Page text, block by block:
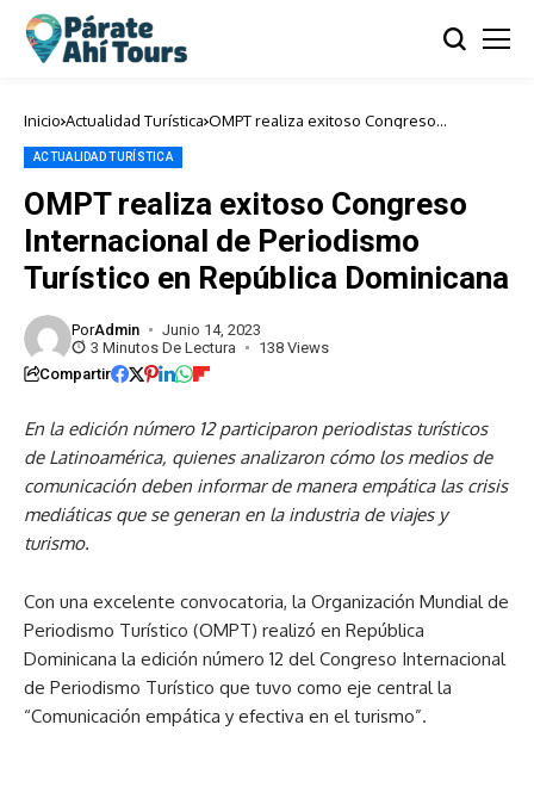
Inicio Actualidad Turística OMPT realiza exitoso Congreso
ACTUALIDAD TURÍSTICA
OMPT realiza exitoso Congreso
Internacional de Periodismo
Turístico en República Dominicana
PorAdmin
Junio 14, 2023
3 Minutos De Lectura
138 Views
Compartir
En la edición número 12 participaron periodistas turísticos
de Latinoamérica, quienes analizaron cómo los medios de
comunicación deben informar de manera empática las crisis
mediáticas que se generan en la industria de viajes y
turismo.
Con una excelente convocatoria, la Organización Mundial de
Periodismo Turístico (OMPT) realizó en República
Dominicana la edición número 12 del Congreso Internacional
de Periodismo Turístico que tuvo como eje central la
“Comunicación empática y efectiva en el turismo”.